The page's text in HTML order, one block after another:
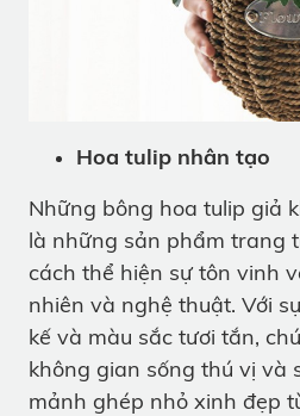
Hoa tulip nhân tạo
Những bông hoa tulip giả
là những sản phẩm trang
cách thể hiện sự tôn vinh
nhiên và nghệ thuật. Với
kế và màu sắc tươi tắn,
không gian sống thú vị và
mảnh ghép nhỏ xinh đẹp